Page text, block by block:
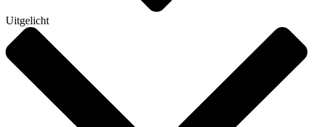
Uitgelicht